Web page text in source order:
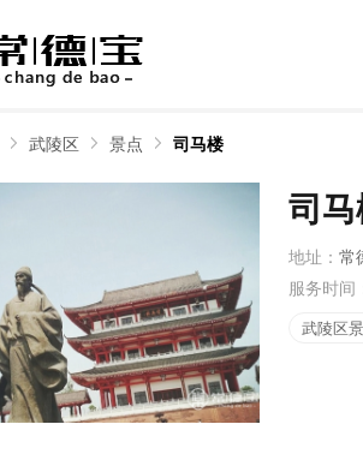
武陵区 景点 司马楼
司
地址： 常
服务时间
武陵区